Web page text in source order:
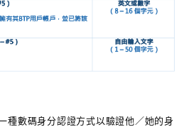
種數碼身分認證方式以驗證他／她的身